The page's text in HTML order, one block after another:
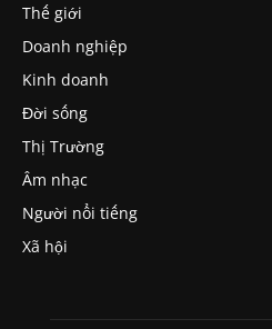
Thế giới
Doanh nghiệp
Kinh doanh
Đời sống
Thị Trường
Âm nhạc
Người nổi tiếng
Xã hội